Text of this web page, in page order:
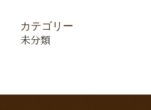
カテゴリー
未分類